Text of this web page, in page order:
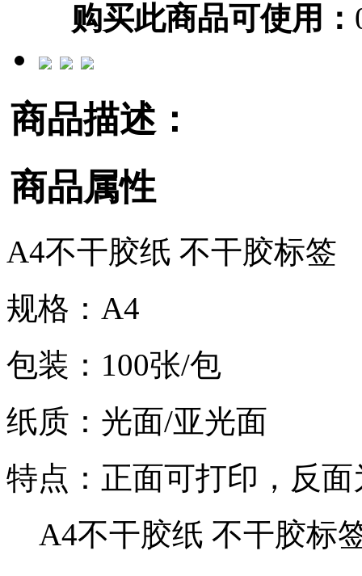
购买此商品可使用：
商品描述：
商品属性
A4不干胶纸 不干胶标签
规格：A4
包装：100张/包
纸质：光面/亚光面
特点：正面可打印，反
A4不干胶纸 不干胶标